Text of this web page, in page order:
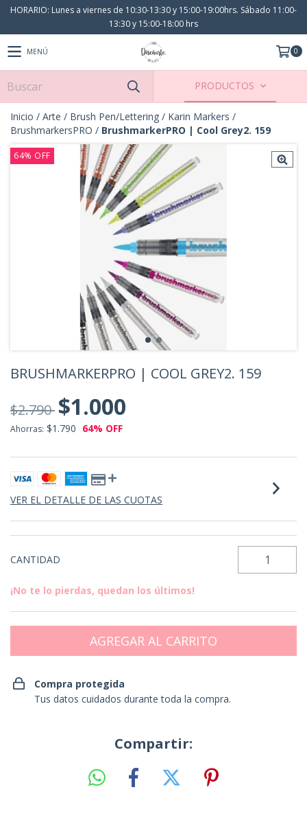
HORARIO: Lunes a viernes de 10:30-13:30 y 15:00-19:00hrs. Sábado 11:00-
13:30 y 15:00-18:00 hrs
MENÚ 0
PRODUCTOS
Inicio / Arte / Brush Pen/Lettering / Karin Markers /
BrushmarkersPRO / BrushmarkerPRO | Cool Grey2. 159
64% OFF
BRUSHMARKERPRO | COOL GREY2. 159
$2.790 $1.000
Ahorras: $1.790 64% OFF
VER EL DETALLE DE LAS CUOTAS
CANTIDAD
¡No te lo pierdas, quedan los últimos!
Compra protegida
Tus datos cuidados durante toda la compra.
Compartir: